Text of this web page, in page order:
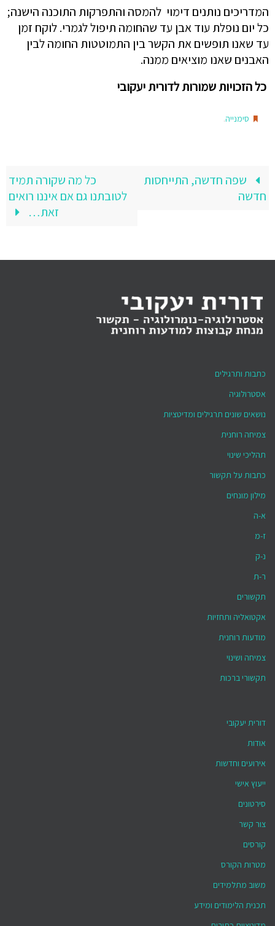
המדריכים נותנים דימוי להמסה והתפרקות התוכנה הישנה;
כל יום נופלת עוד אבן עד שהחומה תיפול לגמרי. לוקח זמן
עד שאנו תופשים את הקשר בין התמוטטות החומה לבין
האבנים שאנו מוציאים ממנה.
כל הזכויות שמורות לדורית יעקובי
סימנייה.
שפה חדשה, התייחסות
חדשה
כל מה שקורה תמיד
לטובתנו גם אם איננו רואים
זאת…
כתבות ותרגילים
אסטרולוגיה
נושאים שונים תרגילים ומדיטציות
צמיחה רוחנית
תהליכי שינוי
כתבות על תקשור
מילון מונחים
א-ה
ז-מ
נ-ק
ר-ת
תקשורים
אקטואליה ותחזיות
מודעות רוחנית
צמיחה ושינוי
תקשורי ברכות
דורית יעקובי
אודות
אירועים וחדשות
ייעוץ אישי
סירטונים
צור קשר
קורסים
מטרות הקורס
משוב מתלמידים
תכנית הלימודים ומידע